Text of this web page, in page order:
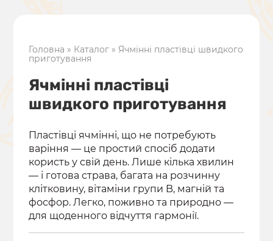
Головна » Каталог » Ячмінні пластівці швидкого
приготування
Ячмінні пластівці
швидкого приготування
Пластівці ячмінні, що не потребують
варіння — це простий спосіб додати
користь у свій день. Лише кілька хвилин
— і готова страва, багата на розчинну
клітковину, вітаміни групи B, магній та
фосфор. Легко, поживно та природно —
для щоденного відчуття гармонії.